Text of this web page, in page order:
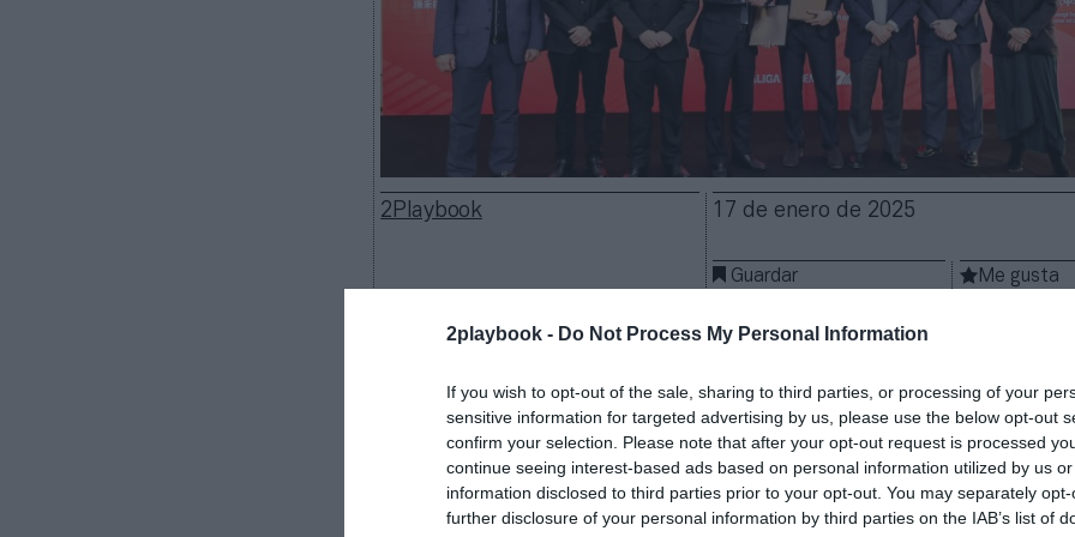
2playbook - Do Not Process My Personal Information
If you wish to opt-out of the sale, sharing to third parties, or processing of your
sensitive information for targeted advertising by us, please use the below opt-out
confirm your selection. Please note that after your opt-out request is processed
continue seeing interest-based ads based on personal information utilized by us
information disclosed to third parties prior to your opt-out. You may separately
further disclosure of your personal information by third parties on the IAB’s list of
2Playbook 17 de enero de 2025
Guardar Me gusta
LaLiga aumenta su exposición y su apuesta por elmercado chino
en la zona Orientaldel gigante asiático, un proyecto en el que
junto a Tingho Holding.
LaLiga Academy Shanghaiacogerá a jugadores y jugadoras de
años que entrenarán bajo la metodología de LaLiga. El centro
estará enTianma Country Cluby “contará con recursos y